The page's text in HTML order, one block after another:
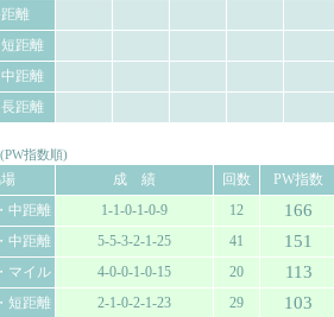
離
距離
距離
距離
指数順)
成 績 回数
PW指数
中距離
1-1-0-1-0-9 12 166
中距離 5-5-3-2-1-25 41 151
マイル 4-0-0-1-0-15 20 113
短距離 2-1-0-2-1-23 29 103